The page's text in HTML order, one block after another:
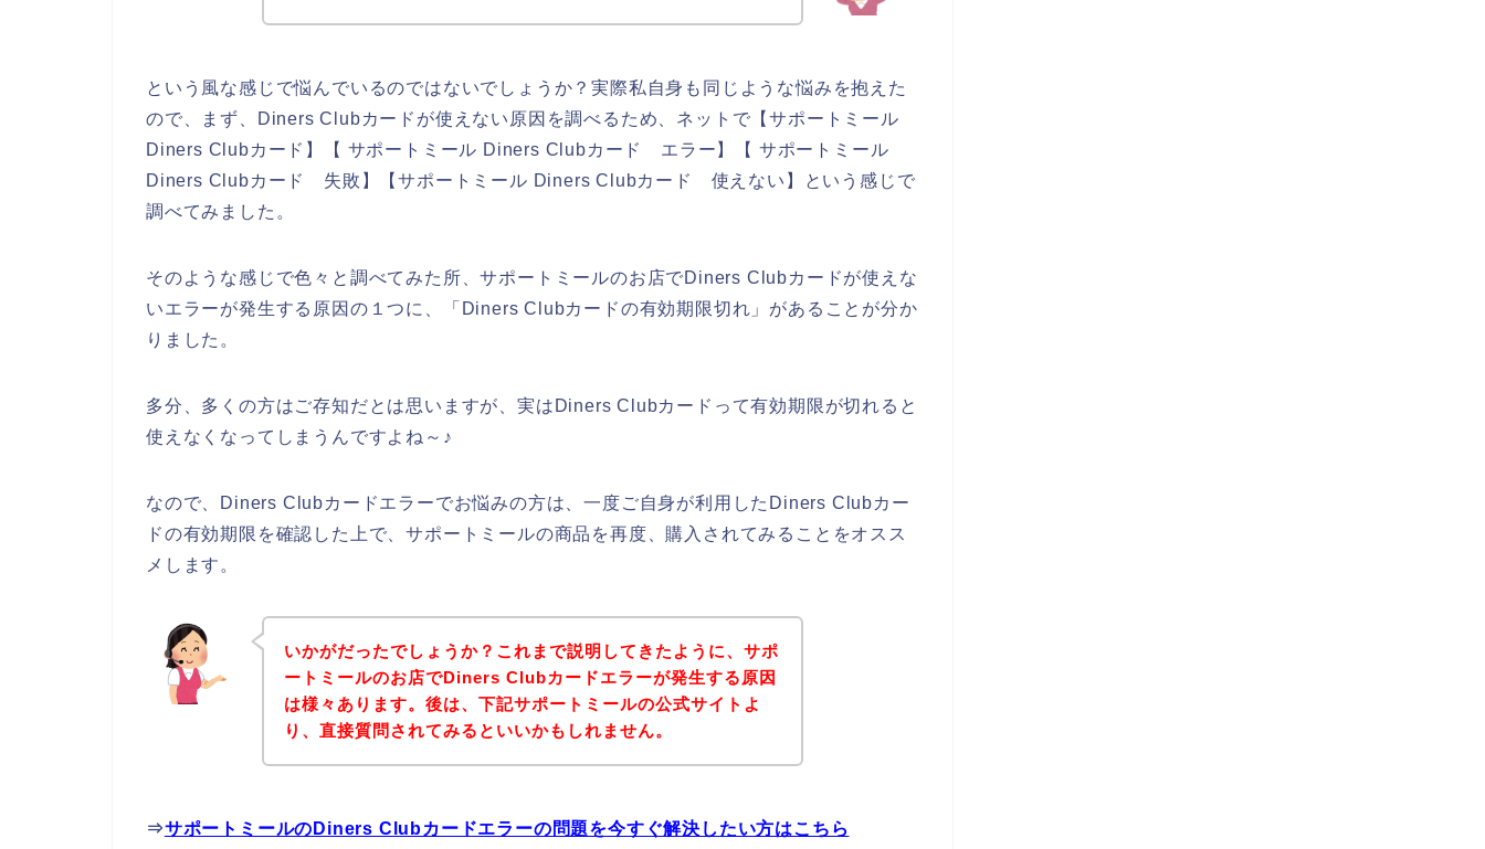
という風な感じで悩んでいるのではないでしょうか？実際私自身も同じような悩みを抱えた
ので、まず、Diners Clubカードが使えない原因を調べるため、ネットで【サポートミール
Diners Clubカード】【 サポートミール Diners Clubカード エラー】【 サポートミール
Diners Clubカード 失敗】【サポートミール Diners Clubカード 使えない】という感じで
調べてみました。
そのような感じで色々と調べてみた所、サポートミールのお店でDiners Clubカードが使えな
いエラーが発生する原因の１つに、「Diners Clubカードの有効期限切れ」があることが分か
りました。
多分、多くの方はご存知だとは思いますが、実はDiners Clubカードって有効期限が切れると
使えなくなってしまうんですよね～♪
なので、Diners Clubカードエラーでお悩みの方は、一度ご自身が利用したDiners Clubカー
ドの有効期限を確認した上で、サポートミールの商品を再度、購入されてみることをオスス
メします。
いかがだったでしょうか？これまで説明してきたように、サポ
ートミールのお店でDiners Clubカードエラーが発生する原因
は様々あります。後は、下記サポートミールの公式サイトよ
り、直接質問されてみるといいかもしれません。
⇒サポートミールのDiners Clubカードエラーの問題を今すぐ解決したい方はこちら